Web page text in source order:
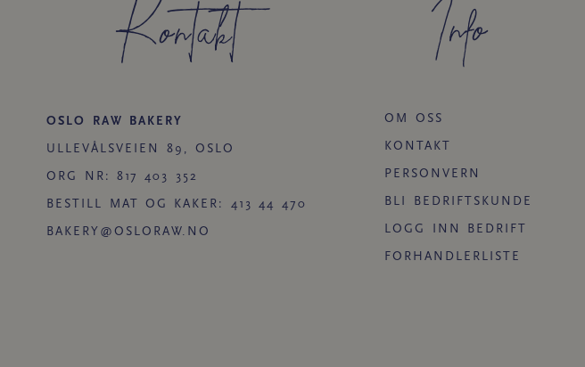
Kontakt
OSLO RAW BAKERY
ULLEVÅLSVEIEN 89, OSLO
ORG NR: 817 403 352
BESTILL MAT OG KAKER: 413 44 470
BAKERY@OSLORAW.NO
Info
OM OSS
KONTAKT
PERSONVERN
BLI BEDRIFTSKUNDE
LOGG INN BEDRIFT
FORHANDLERLISTE